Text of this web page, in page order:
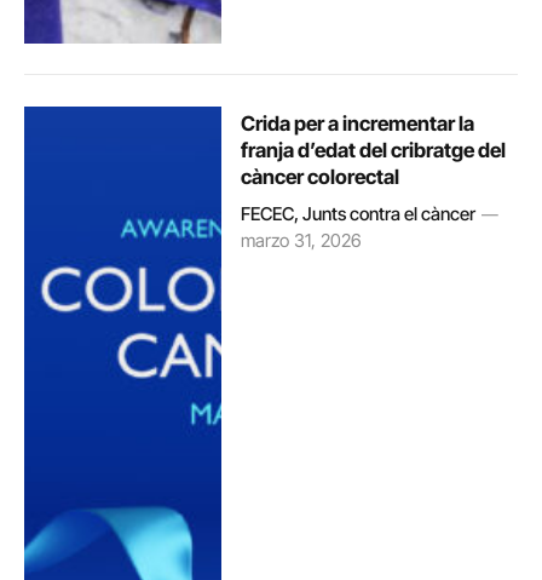
Crida per a incrementar la
franja d’edat del cribratge del
càncer colorectal
FECEC, Junts contra el càncer
marzo 31, 2026